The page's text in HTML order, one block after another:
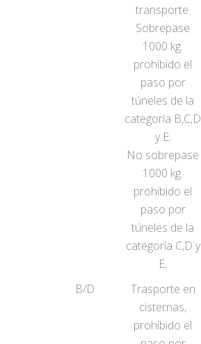
transporte.
Sobrepase
1000 kg.
prohibido el
paso por
túneles de la
categoría B,C,D
y E;
No sobrepase
1000 kg.
prohibido el
paso por
túneles de la
categoría C,D y
E;
B/D
Trasporte en
cisternas,
prohibido el